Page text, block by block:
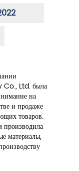
Ltd. была
на
и продаже
товаров.
производила
материалы,